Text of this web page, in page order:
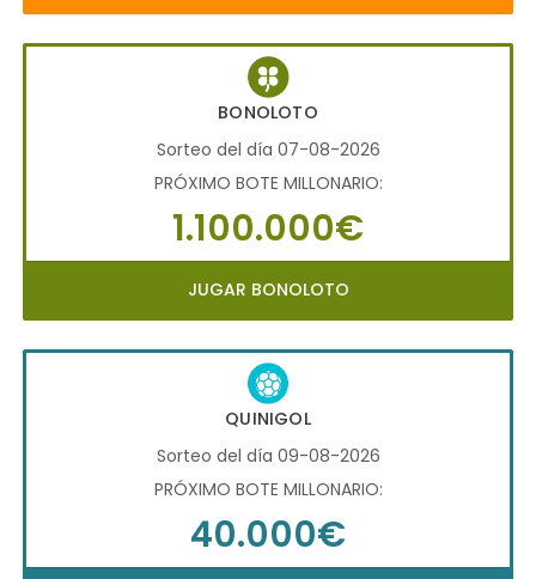
BONOLOTO
Sorteo del día 07-08-2026
PRÓXIMO BOTE MILLONARIO:
1.100.000€
JUGAR BONOLOTO
QUINIGOL
Sorteo del día 09-08-2026
PRÓXIMO BOTE MILLONARIO:
40.000€